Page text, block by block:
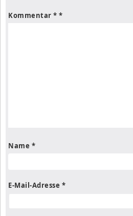
Kommentar *
Name *
E-Mail-Adresse *